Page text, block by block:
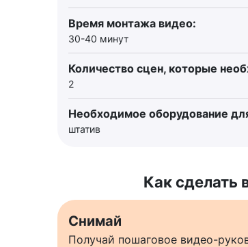
Время монтажа видео:
30-40 минут
Количество сцен, которые
2
Необходимое оборудование
штатив
Как сделать
Снимай
Получай пошаговое видео-